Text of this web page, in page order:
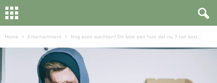
Home Entertainment Nog even wachten? Dit kost een huis dat nu 3 ton kost...